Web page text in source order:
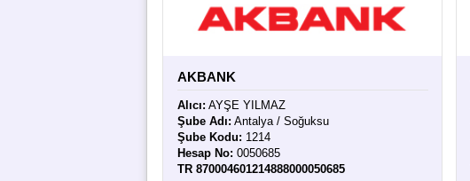
AKBANK
Alıcı: AYŞE YILMAZ
Şube Adı: Antalya / Soğuksu
Şube Kodu: 1214
Hesap No: 0050685
TR 870004601214888000050685